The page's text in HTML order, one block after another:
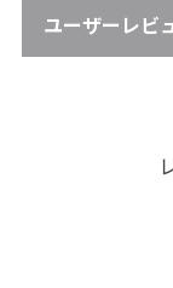
ユーザーレビ